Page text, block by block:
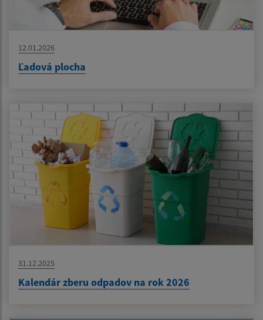
12.01.2026
Ľadová plocha
31.12.2025
Kalendár zberu odpadov na rok 2026